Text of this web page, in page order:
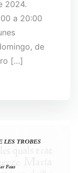
2024.
a 20:00
de
[…]